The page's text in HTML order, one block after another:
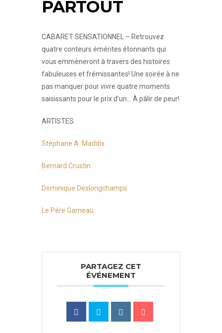
PARTOUT
CABARET SENSATIONNEL
– Retrouvez
quatre conteurs émérites étonnants qui
vous emmèneront à travers des histoires
fabuleuses et frémissantes! Une soirée à ne
pas manquer pour vivre quatre moments
saisissants pour le prix d’un… À pâlir de peur!
ARTISTES
Stéphane A. Maddix
Bernard Crustin
Dominique Deslongchamps
Le Pére Garneau
PARTAGEZ CET
ÉVÉNEMENT